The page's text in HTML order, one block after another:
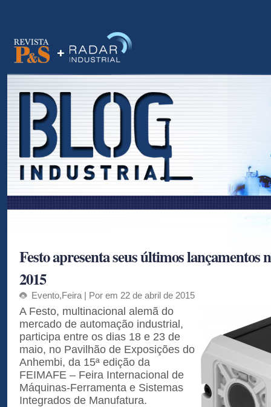
Festo apresenta seus últimos
2015
Evento,Feira | Por em 22 de abril de 2015
A Festo, multinacional alemã do
mercado de automação industrial,
participa entre os dias 18 e 23 de
maio, no Pavilhão de Exposições do
Anhembi, da 15ª edição da
FEIMAFE – Feira Internacional de
Máquinas-Ferramenta e Sistemas
Integrados de Manufatura.